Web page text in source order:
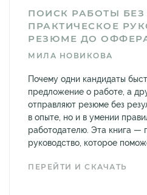
ПОИСК РАБОТЫ
ПРАКТИЧЕСКОЕ
РЕЗЮМЕ ДО
МИЛА НОВИКОВА
Почему одни кандидаты
предложение о работе, а
отправляют резюме без
в опыте, но и в умении
работодателю. Эта книга —
руководство, которое
ПЕРЕЙТИ И СКАЧАТЬ